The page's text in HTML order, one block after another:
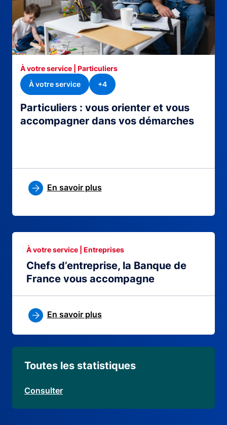
Particuliers : vous orienter et vous
accompagner dans vos démarches
À votre service | Particuliers
À votre service
+4
En savoir plus
Chefs d’entreprise, la Banque de
France vous accompagne
À votre service | Entreprises
En savoir plus
Toutes les statistiques
Consulter